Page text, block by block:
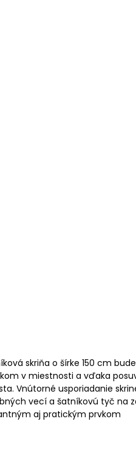
skriňa o šírke 150 cm
v miestnosti a vďaka
Vnútorné usporiadanie
vecí a šatníkovú tyč na
aj pratickým prvkom